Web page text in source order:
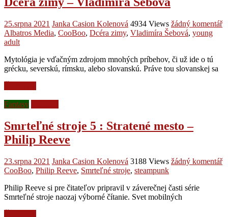
25.srpna 2021 Janka Casion Kolenová 4934 Views žádný komentář
Albatros Media, CooBoo, Dcéra zimy, Vladimíra Šebová, young
adult
Mytológia je vďačným zdrojom mnohých príbehov, či už ide o tú
grécku, severskú, rímsku, alebo slovanskú. Práve tou slovanskej sa
Fantasy
Smrteľné stroje 5 : Stratené mesto –
Philip Reeve
23.srpna 2021 Janka Casion Kolenová 3188 Views žádný komentář
CooBoo, Philip Reeve, Smrteľné stroje, steampunk
Philip Reeve si pre čitateľov pripravil v záverečnej časti série
Smrteľné stroje naozaj výborné čítanie. Svet mobilných